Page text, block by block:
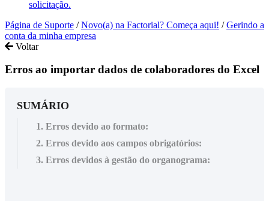
solicitação.
Página de Suporte / Novo(a) na Factorial? Começa aqui! / Gerindo a
conta da minha empresa
Voltar
Erros ao importar dados de colaboradores do Excel
SUMÁRIO
1. Erros devido ao formato:
2. Erros devido aos campos obrigatórios:
3. Erros devidos à gestão do organograma: